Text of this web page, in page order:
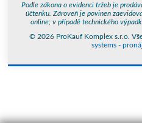
Podle zákona o evidenci tržeb je
účtenku. Zároveň je povinen
online; v případě technického
© 2026 ProKauf Komplex s.r.o.
systems -